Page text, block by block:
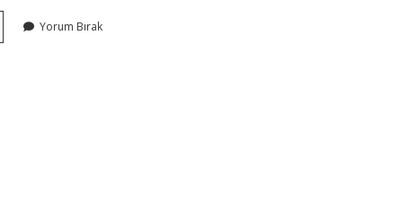
Yorum Bırak